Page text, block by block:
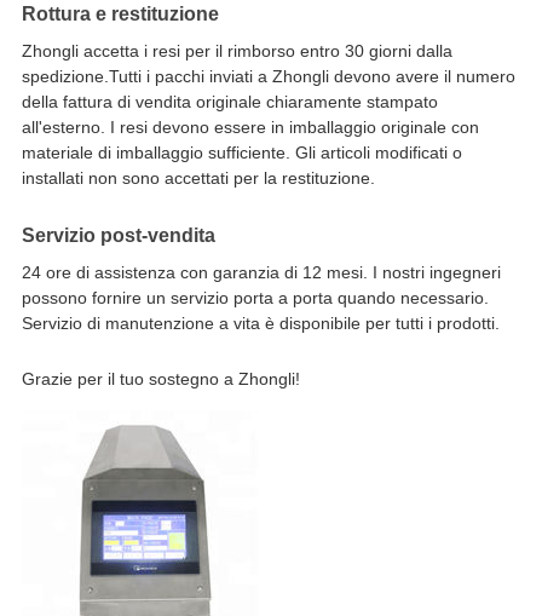
Rottura e restituzione
Zhongli accetta i resi per il rimborso entro 30 giorni dalla
spedizione.Tutti i pacchi inviati a Zhongli devono avere il numero
della fattura di vendita originale chiaramente stampato
all'esterno. I resi devono essere in imballaggio originale con
materiale di imballaggio sufficiente. Gli articoli modificati o
installati non sono accettati per la restituzione.
Servizio post-vendita
24 ore di assistenza con garanzia di 12 mesi. I nostri ingegneri
possono fornire un servizio porta a porta quando necessario.
Servizio di manutenzione a vita è disponibile per tutti i prodotti.
Grazie per il tuo sostegno a Zhongli!